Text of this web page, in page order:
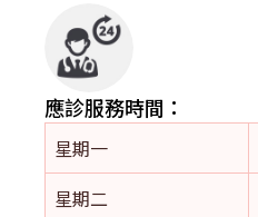
應診服務時間：
星期一
星期二